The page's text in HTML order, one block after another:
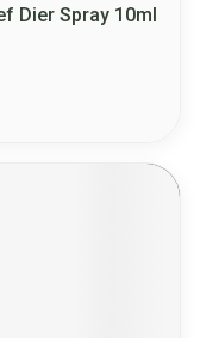
Dier Spray 10ml